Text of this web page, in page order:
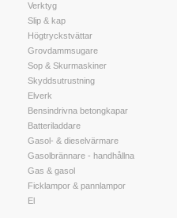
Verktyg
Slip & kap
Högtryckstvättar
Grovdammsugare
Sop & Skurmaskiner
Skyddsutrustning
Elverk
Bensindrivna betongkapar
Batteriladdare
Gasol- & dieselvärmare
Gasolbrännare - handhållna
Gas & gasol
Ficklampor & pannlampor
El